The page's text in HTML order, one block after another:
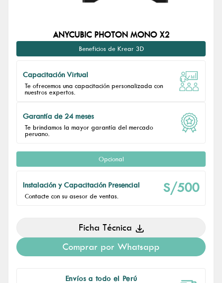
ANYCUBIC PHOTON MONO X2
Beneficios de Krear 3D
Capacitación Virtual
Te ofrecemos una capacitación personalizada con
nuestros expertos.
Garantía de 24 meses
Te brindamos la mayor garantía del mercado
peruano.
Opcional
S/500
Instalación y Capacitación Presencial
Contacte con su asesor de ventas.
Ficha Técnica
Comprar por Whatsapp
Envíos a todo el Perú